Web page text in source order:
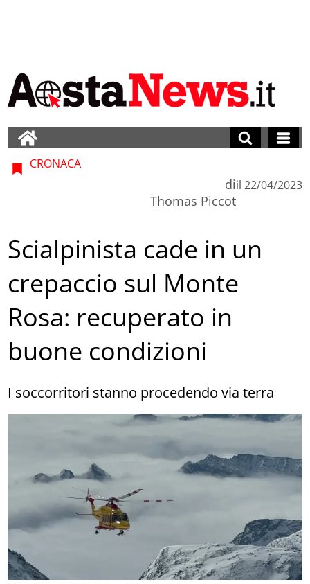
CRONACA
di
Thomas Piccot
il 22/04/2023
Scialpinista cade in un
crepaccio sul Monte
Rosa: recuperato in
buone condizioni
I soccorritori stanno procedendo via terra